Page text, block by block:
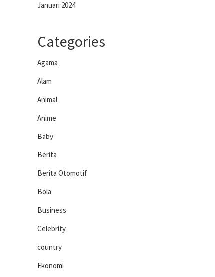
Januari 2024
Categories
Agama
Alam
Animal
Anime
Baby
Berita
Berita Otomotif
Bola
Business
Celebrity
country
Ekonomi